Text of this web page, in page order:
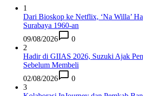
1
Dari Bioskop ke Netflix, ‘Na Willa’
Surabaya 1960-an
09/08/2026
0
2
Hadir di GIIAS 2026, Suzuki Ajak
Sebelum Membeli
02/08/2026
0
3